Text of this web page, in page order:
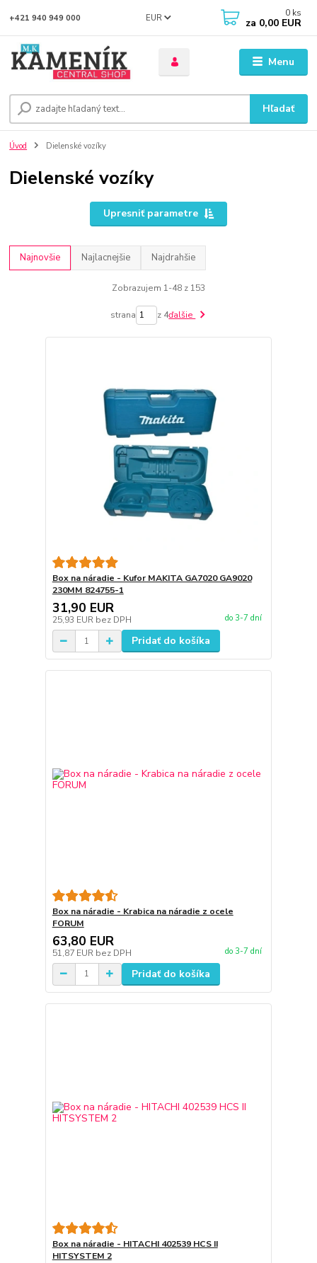
Menu
EUR
Hľadať
+421 940 949 000 0 ks
za 0,00 EUR
Úvod Dielenské vozíky
Dielenské vozíky
Upresniť parametre
Najnovšie Najlacnejšie Najdrahšie
Zobrazujem 1-48 z 153
strana z 4ďalšie
Box na náradie - Kufor MAKITA GA7020 GA9020
230MM 824755-1
31,90 EUR
25,93 EUR bez DPH do 3-7 dní
Pridať do košíka
Box na náradie - Krabica na náradie z ocele
FORUM
63,80 EUR
51,87 EUR bez DPH do 3-7 dní
Pridať do košíka
Box na náradie - HITACHI 402539 HCS II
HITSYSTEM 2